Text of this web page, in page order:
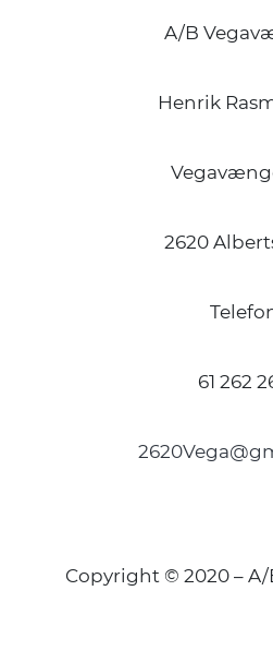
A/B
Henrik
2620
61 262
Copyright © 2020 – A/